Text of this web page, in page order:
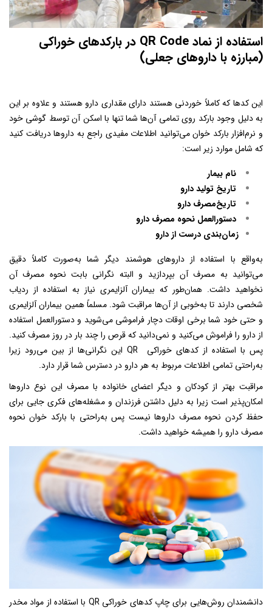
استفاده از نمادQR Code در بارکدهای خوراکی
(مبارزه با داروهای جعلی)
این کدها که کاملاً خوردنی هستند دارای مقداری دارو هستند و علاوه بر این
به دلیل وجود بارکد روی تمامی آن‌ها شما تنها با اسکن آن توسط گوشی خود
و نرم‌افزار بارکد خوان می‌توانید اطلاعات مفیدی راجع به داروها دریافت کنید
که شامل موارد زیر است:
نام بیمار
تاریخ تولید دارو
تاریخ‌مصرف دارو
دستورالعمل نحوه مصرف دارو
زمان‌بندی درست از دارو
به‌واقع با استفاده از داروهای هوشمند دیگر شما به‌صورت کاملاً دقیق
می‌توانید به مصرف آن بپردازید و البته نگرانی بابت نحوه مصرف آن
نخواهید داشت. همان‌طور که بیماران آلزایمری نیاز به استفاده از ردیاب
شخصی دارند تا به‌خوبی از آن‌ها مراقبت شود. مسلماً همین بیماران آلزایمری
و حتی خود شما برخی اوقات دچار فراموشی می‌شوید و دستورالعمل استفاده
از دارو را فراموش می‌کنید و نمی‌دانید که قرص را چند بار در روز مصرف کنید.
پس با استفاده از کدهای خوراکی QR این نگرانی‌ها از بین می‌رود زیرا
به‌راحتی تمامی اطلاعات مربوط به هر دارو در دسترس شما قرار دارد.
مراقبت بهتر از کودکان و دیگر اعضای خانواده با مصرف این نوع داروها
امکان‌پذیر است زیرا به دلیل داشتن فرزندان و مشغله‌های فکری جایی برای
حفظ کردن نحوه مصرف داروها نیست پس به‌راحتی با بارکد خوان نحوه
مصرف دارو را همیشه خواهید داشت.
دانشمندان روش‌هایی برای چاپ کدهای خوراکی QR با استفاده از مواد مخدر